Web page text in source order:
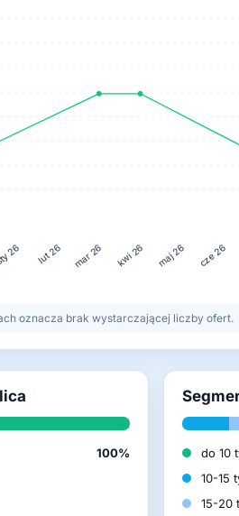
26 lut 26 mar 26 kwi 26 maj 26 cze 26
oznacza brak wystarczającej liczby ofert.
100% do 10
10-15
15-20